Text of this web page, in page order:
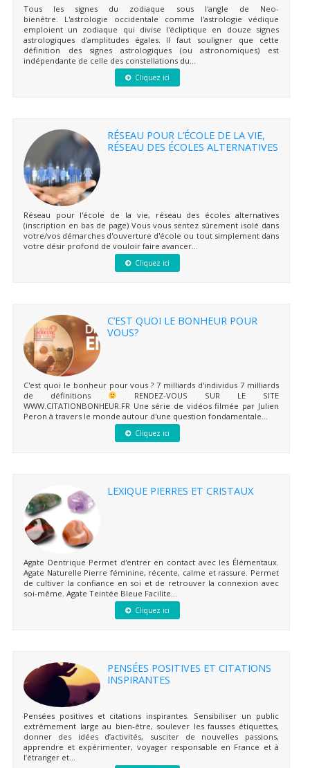
Tous les signes du zodiaque sous l'angle de Neo-
bienêtre. L'astrologie occidentale comme l'astrologie védique
emploient un zodiaque qui divise l'écliptique en douze signes
astrologiques d'amplitudes égales. Il faut souligner que cette
définition des signes astrologiques (ou astronomiques) est
indépendante de celle des constellations du...
Cliquez ici
RÉSEAU POUR L’ÉCOLE DE LA VIE,
RÉSEAU DES ÉCOLES ALTERNATIVES
Réseau pour l'école de la vie, réseau des écoles alternatives
(inscription en bas de page) Vous vous sentez sûrement isolé dans
votre/vos démarches d'ouverture d'école ou tout simplement dans
votre désir profond de vouloir faire avancer...
Cliquez ici
C’EST QUOI LE BONHEUR POUR
VOUS?
C'est quoi le bonheur pour vous ? 7 milliards d'individus 7 milliards
de définitions
RENDEZ-VOUS SUR LE SITE
WWW.CITATIONBONHEUR.FR Une série de vidéos filmée par Julien
Peron à travers le monde autour d'une question fondamentale...
Cliquez ici
LEXIQUE PIERRES ET CRISTAUX
Agate Dentrique Permet d'entrer en contact avec les Élémentaux.
Agate Naturelle Pierre féminine, récente, calme et rassure. Permet
de cultiver la confiance en soi et de retrouver la connexion avec
soi-même. Agate Teintée Bleue Facilite...
Cliquez ici
PENSÉES POSITIVES ET CITATIONS
INSPIRANTES
Pensées positives et citations inspirantes. Sensibiliser un public
extrêmement large au bien-être, soulever les fausses étiquettes,
donner des idées d’activités, susciter de nouvelles passions,
apprendre et expérimenter, voyager responsable en France et à
l’étranger et...